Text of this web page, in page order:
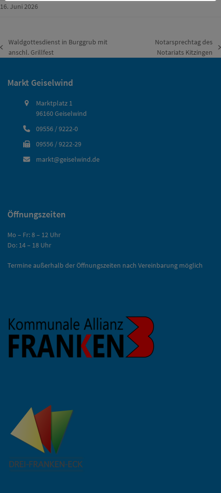
16. Juni 2026
vorheriger
Waldgottesdienst in Burggrub mit
anschl. Grillfest
Notarsprechtag des
Notariats Kitzingen
Markt Geiselwind
Marktplatz 1
96160 Geiselwind
09556 / 9222-0
09556 / 9222-29
markt@geiselwind.de
Öffnungszeiten
Mo – Fr: 8 – 12 Uhr
Do: 14 – 18 Uhr
Termine außerhalb der Öffnungszeiten nach Vereinbarung möglich